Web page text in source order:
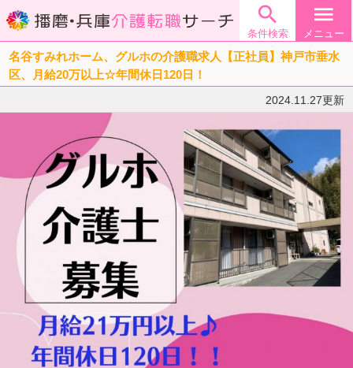

条件検索
menu
メニュー
名谷すみれホーム、グルホの介護職求人【正社員】神戸市垂水
区、月給20万以上☆年間休日120日！
2024.11.27更新